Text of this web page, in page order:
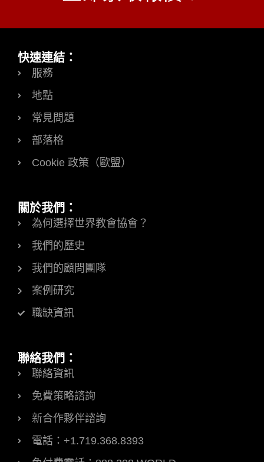
快速連結：
服務
地點
常見問題
部落格
Cookie 政策（歐盟）
關於我們：
為何選擇世界教會協會？
我們的歷史
我們的顧問團隊
案例研究
職缺資訊
聯絡我們：
聯絡資訊
免費策略諮詢
新合作夥伴諮詢
電話：+1.719.368.8393